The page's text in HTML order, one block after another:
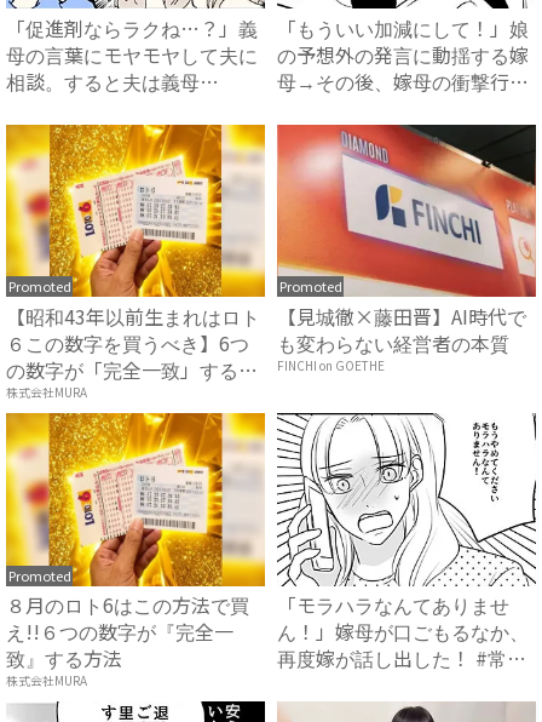
「促進剤ならラクね…？」義
母の言葉にモヤモヤして夫に
相談。すると夫は義母
「もういい加減にして！」娘
の予想外の発言に動揺する嫁
母→その後、嫁母の衝撃行動
Promoted
【昭和43年以前生まれはロト
６この数字を買うべき】6つ
の数字が「完全一致」する
方...
株式会社MURA
Promoted
【見城徹×藤田晋】AI時代で
も変わらない経営者の本質
FINCHI on GOETHE
Promoted
８月のロト6はこの方法で買
え!!６つの数字が『完全一
致』する方法
株式会社MURA
「モラハラなんてありませ
ん！」嫁母が口ごもるなか、
再度嫁が話し出した！ #常識